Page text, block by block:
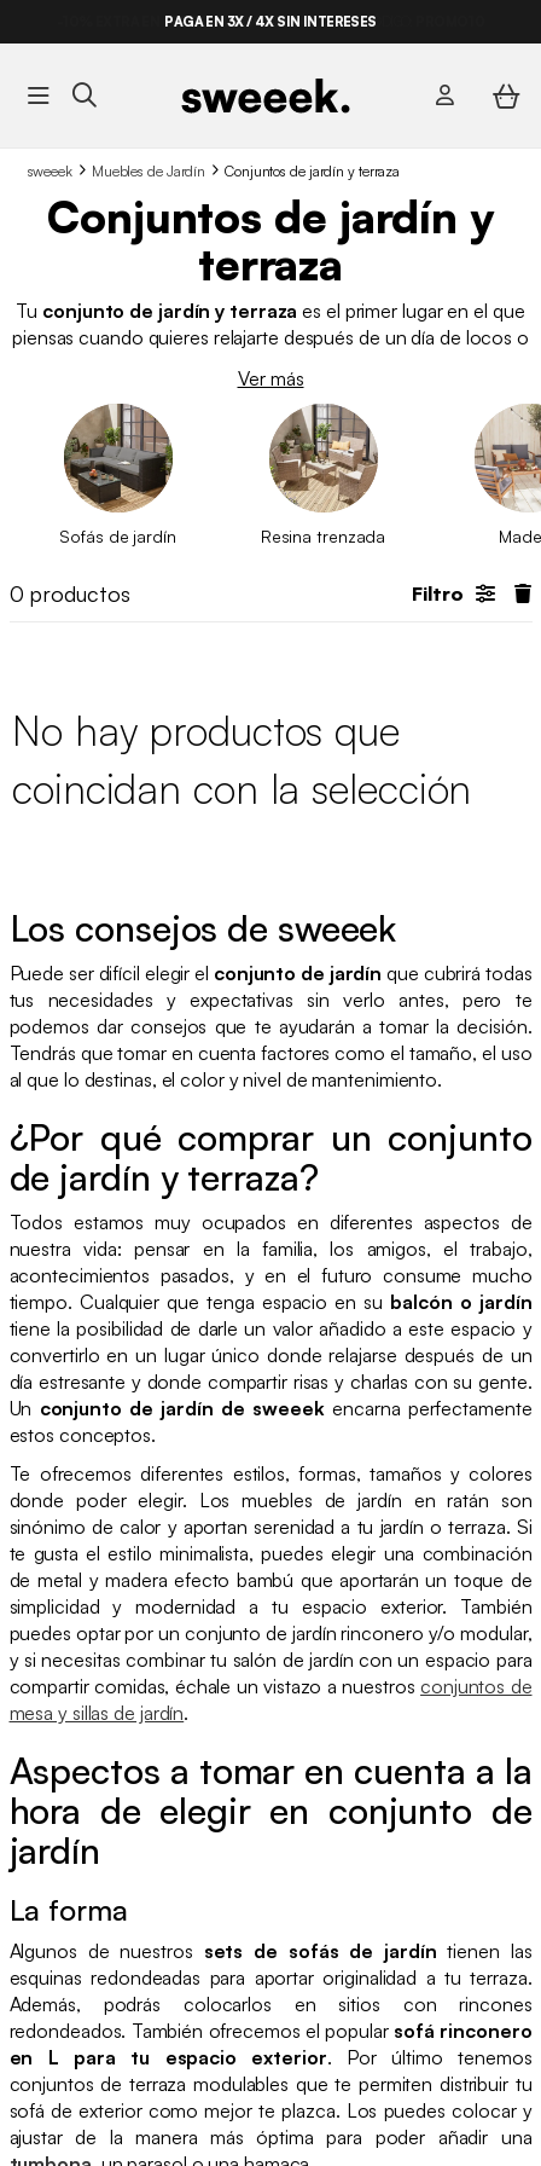
-10% EXTRA EN PERGOLAS BIOCLIMÁTICAS* · CÓDIGO:
PAGA EN 3X / 4X SIN INTERESES
sweeek Muebles de Jardín Conjuntos de jardín y terraza
Conjuntos de jardín y
terraza
Tu conjunto de jardín y terraza es el primer lugar en el que
piensas cuando quieres relajarte después de un día de locos o
ello, tu espacio exterior tiene que transmitir tranquilidad y
descanso. En sweeek te ofrecemosconjuntos de jardín en
diferentes materiales
como el aluminio, la resina trenzada y
el ratán. Elige entre nuestros diferentes modelos de sofá de
calidad para encontrar el que mejor se adapte a tus
posibilidades de distribución para que puedas crear tu propio
braseros, parasoles o barbacoas. Échale un vistazo a nuestro
Ver más
Sofás de jardín Resina trenzada
0 productos Filtro
No hay productos que
coincidan con la selección
Los consejos de sweeek
Puede ser difícil elegir el conjunto de jardín que cubrirá todas
tus necesidades y expectativas sin verlo antes, pero te
podemos dar consejos que te ayudarán a tomar la decisión.
Tendrás que tomar en cuenta factores como el tamaño, el uso
al que lo destinas, el color y nivel de mantenimiento.
¿Por qué comprar un conjunto
de jardín y terraza?
Todos estamos muy ocupados en diferentes aspectos de
nuestra vida: pensar en la familia, los amigos, el trabajo,
acontecimientos pasados, y en el futuro consume mucho
tiempo. Cualquier que tenga espacio en su balcón o jardín
tiene la posibilidad de darle un valor añadido a este espacio y
convertirlo en un lugar único donde relajarse después de un
día estresante y donde compartir risas y charlas con su gente.
Un conjunto de jardín de sweeekencarna perfectamente
estos conceptos.
Te ofrecemos diferentes estilos, formas, tamaños y colores
donde poder elegir. Los muebles de jardín en ratán son
sinónimo de calor y aportan serenidad a tu jardín o terraza. Si
te gusta el estilo minimalista, puedes elegir una combinación
de metal y madera efecto bambú que aportarán un toque de
simplicidad y modernidad a tu espacio exterior. También
puedes optar por un conjunto de jardín rinconero y/o modular,
y si necesitas combinar tu salón de jardín con un espacio para
compartir comidas, échale un vistazo a nuestrosconjuntos de
mesa y sillas de jardín.
Aspectos a tomar en cuenta a la
hora de elegir en conjunto de
jardín
La forma
Algunos de nuestros sets de sofás de jardín tienen las
esquinas redondeadas para aportar originalidad a tu terraza.
Además, podrás colocarlos en sitios con rincones
redondeados. También ofrecemos el popular sofá rinconero
en L para tu espacio exterior. Por último tenemos
conjuntos de terraza modulables que te permiten distribuir tu
sofá de exterior como mejor te plazca. Los puedes colocar y
ajustar de la manera más óptima para poder añadir una